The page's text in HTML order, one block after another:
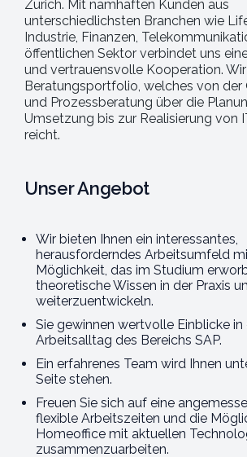
Zürich. Mit namhaften Kunden aus
unterschiedlichsten Branchen wie
Industrie, Finanzen,
öffentlichen Sektor verbindet uns
und vertrauensvolle Kooperation.
Beratungsportfolio, welches von der
und Prozessberatung über die
Umsetzung bis zur Realisierung von
reicht.
Unser Angebot
Wir bieten Ihnen ein interessantes,
herausforderndes Arbeitsumfeld
Möglichkeit, das im Studium
theoretische Wissen in der Praxis
weiterzuentwickeln.
Sie gewinnen wertvolle Einblicke in
Arbeitsalltag des Bereichs SAP.
Ein erfahrenes Team wird Ihnen
Seite stehen.
Freuen Sie sich auf eine
flexible Arbeitszeiten und die
Homeoffice mit aktuellen
zusammenzuarbeiten.